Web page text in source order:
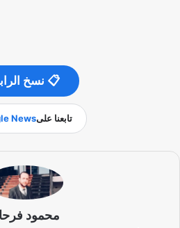
📋 نسخ
تابعنا علىNews
محمود